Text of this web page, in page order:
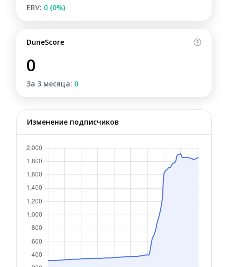
ERV: 0 (0%)
DuneScore
0
За 3 месяца: 0
Изменение подписчиков